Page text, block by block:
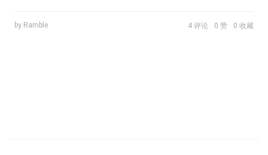
by Ramble 4 评论 0 赞 0 收藏